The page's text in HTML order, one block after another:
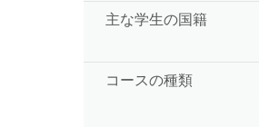
主な学生の国籍
コースの種類